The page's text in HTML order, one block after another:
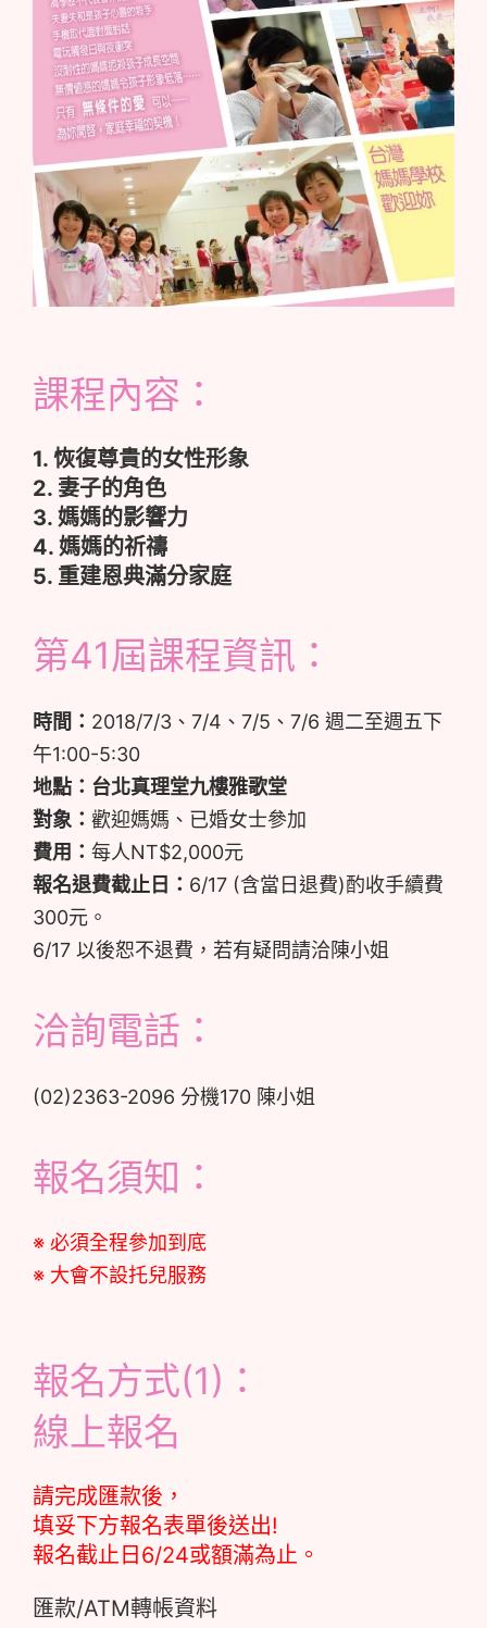
課程內容：
1. 恢復尊貴的女性形象
2. 妻子的角色
3. 媽媽的影響力
4. 媽媽的祈禱
5. 重建恩典滿分家庭
第41屆課程資訊：
時間： 2018/7/3、7/4、7/5、7/6 週二至週五下
午1:00-5:30
地點：台北真理堂九樓雅歌堂
對象： 歡迎媽媽、已婚女士參加
費用： 每人NT$2,000元
報名退費截止日： 6/17 (含當日退費)酌收手續費
300元。
6/17 以後恕不退費，若有疑問請洽陳小姐
洽詢電話：
(02)2363-2096 分機170 陳小姐
報名須知：
※ 必須全程參加到底
※ 大會不設托兒服務
報名方式(1)：
線上報名
請完成匯款後，
填妥下方報名表單後送出!
報名截止日6/24或額滿為止。
匯款/ATM轉帳資料